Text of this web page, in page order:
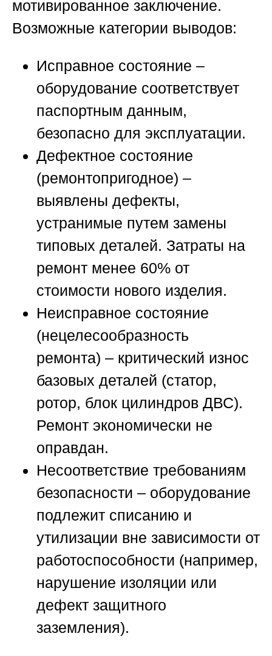
мотивированное заключение.
Возможные категории выводов:
Исправное состояние –
оборудование соответствует
паспортным данным,
безопасно для эксплуатации.
Дефектное состояние
(ремонтопригодное) –
выявлены дефекты,
устранимые путем замены
типовых деталей. Затраты на
ремонт менее 60% от
стоимости нового изделия.
Неисправное состояние
(нецелесообразность
ремонта) – критический износ
базовых деталей (статор,
ротор, блок цилиндров ДВС).
Ремонт экономически не
оправдан.
Несоответствие требованиям
безопасности – оборудование
подлежит списанию и
утилизации вне зависимости от
работоспособности (например,
нарушение изоляции или
дефект защитного
заземления).